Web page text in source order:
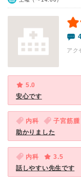
アク
5.0
安心です
内科 子宮筋腫
助かりました
内科
3.5
話しやすい先生です